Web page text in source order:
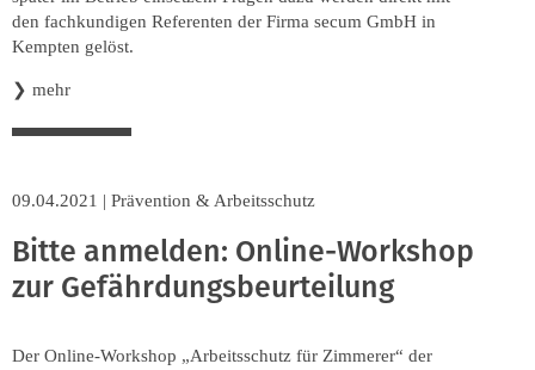
den fachkundigen Referenten der Firma secum GmbH in
Kempten gelöst.
❯ mehr
09.04.2021 | Prävention & Arbeitsschutz
Bitte anmelden: Online-Workshop
zur Gefährdungsbeurteilung
Der Online-Workshop „Arbeitsschutz für Zimmerer“ der